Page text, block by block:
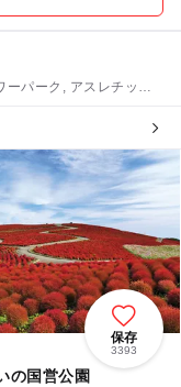
ーパーク, アスレチック,
保存
3393
の国営公園